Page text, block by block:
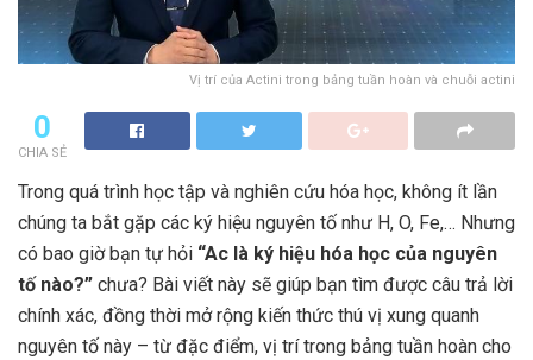
Vị trí của Actini trong bảng tuần hoàn và chuỗi actini
0
CHIA SẺ
Trong quá trình học tập và nghiên cứu hóa học, không ít lần
chúng ta bắt gặp các ký hiệu nguyên tố như H, O, Fe,… Nhưng
có bao giờ bạn tự hỏi “Ac là ký hiệu hóa học của nguyên
tố nào?” chưa? Bài viết này sẽ giúp bạn tìm được câu trả lời
chính xác, đồng thời mở rộng kiến thức thú vị xung quanh
nguyên tố này – từ đặc điểm, vị trí trong bảng tuần hoàn cho